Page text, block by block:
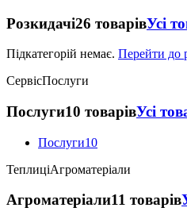
Розкидачі26 товарівУсі
Підкатегорій немає. Перейти до
СервісПослуги
Послуги10 товарівУсі
Послуги10
ТеплиціАгроматеріали
Агроматеріали11 товарів